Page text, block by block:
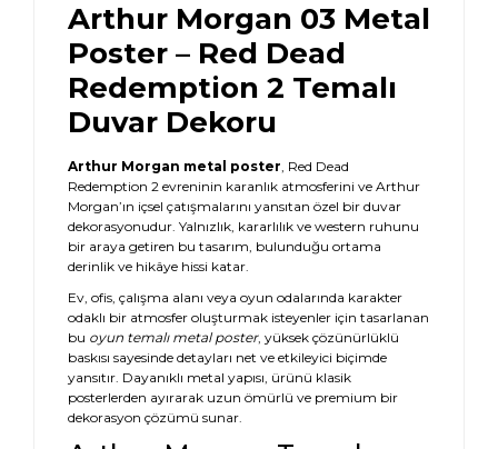
Arthur Morgan 03 Metal
Poster – Red Dead
Redemption 2 Temalı
Duvar Dekoru
Arthur Morgan metal poster, Red Dead
Redemption 2 evreninin karanlık atmosferini ve Arthur
Morgan’ın içsel çatışmalarını yansıtan özel bir duvar
dekorasyonudur. Yalnızlık, kararlılık ve western ruhunu
bir araya getiren bu tasarım, bulunduğu ortama
derinlik ve hikâye hissi katar.
Ev, ofis, çalışma alanı veya oyun odalarında karakter
odaklı bir atmosfer oluşturmak isteyenler için tasarlanan
bu oyun temalı metal poster, yüksek çözünürlüklü
baskısı sayesinde detayları net ve etkileyici biçimde
yansıtır. Dayanıklı metal yapısı, ürünü klasik
posterlerden ayırarak uzun ömürlü ve premium bir
dekorasyon çözümü sunar.